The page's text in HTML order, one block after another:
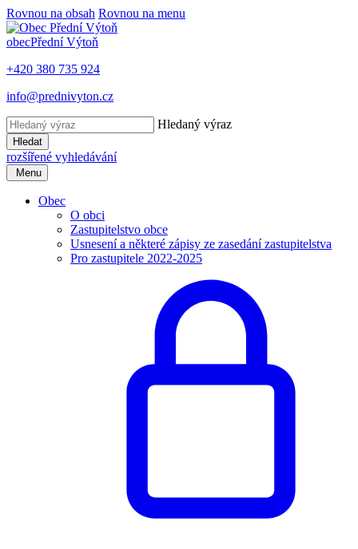
Rovnou na obsah Rovnou na menu
obecPřední Výtoň
+420 380 735 924
info@prednivyton.cz
Hledaný výraz
Hledat
rozšířené vyhledávání
Menu
Obec
O obci
Zastupitelstvo obce
Usnesení a některé zápisy ze zasedání zastupitelstva
Pro zastupitele 2022-2025